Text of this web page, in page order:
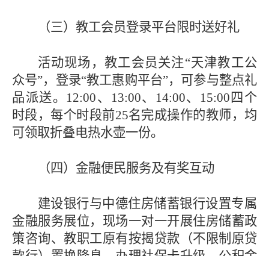
（三） 教工会员登录平台 限时送好礼
活动现场 ，教工会员关注“天津教工公
众号”，登录“教工惠购平台”，可参与整点礼
品派送。 12:00、13:00、14:00、15:00四个
时段，每个时段前25名完成操作的教师，均
可领取折叠电热水壶一份。
（ 四 ）金融便民服务及有奖互动
建设银行与中德住房储蓄银行设置专属
金融服务展位，现场一对一开展住房储蓄政
策咨询、教职工原有按揭贷款（不限制原贷